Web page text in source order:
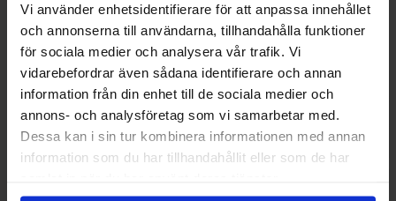
Vi använder enhetsidentifierare för att anpassa innehållet
och annonserna till användarna, tillhandahålla funktioner
för sociala medier och analysera vår trafik. Vi
vidarebefordrar även sådana identifierare och annan
information från din enhet till de sociala medier och
annons- och analysföretag som vi samarbetar med.
Dessa kan i sin tur kombinera informationen med annan
information som du har tillhandahållit eller som de har